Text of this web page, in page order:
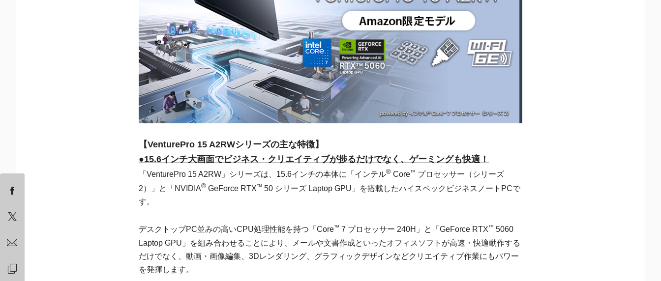
【VenturePro 15 A2RWシリーズの主な特徴】
●15.6インチ大画面でビジネス・クリエイティブが捗るだけでなく、ゲーミングも快適！
「VenturePro 15 A2RW」シリーズは、15.6インチの本体に「インテル® Core™ プロセッサー（シリーズ
2）」と「NVIDIA® GeForce RTX™ 50 シリーズ Laptop GPU」を搭載したハイスペックビジネスノートPCで
す。
デスクトップPC並みの高いCPU処理性能を持つ「Core™ 7 プロセッサー 240H」と「GeForce RTX™ 5060
Laptop GPU」を組み合わせることにより、メールや文書作成といったオフィスソフトが高速・快適動作する
だけでなく、動画・画像編集、3Dレンダリング、グラフィックデザインなどクリエイティブ作業にもパワー
を発揮します。